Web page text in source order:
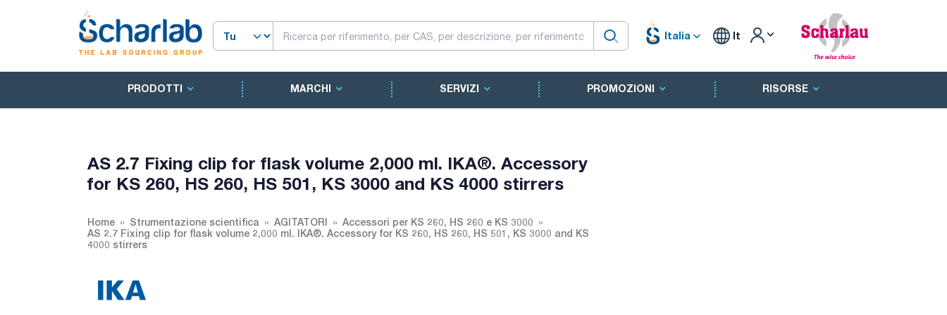
Italia It
PRODOTTI MARCHI SERVIZI PROMOZIONI RISORSE
AS 2.7 Fixing clip for flask volume 2,000 ml. IKA®. Accessory
for KS 260, HS 260, HS 501, KS 3000 and KS 4000 stirrers
Home Strumentazione scientifica AGITATORI
Accessori per KS 260, HS 260 e KS 3000
AS 2.7 Fixing clip for flask volume 2,000 ml. IKA®. Accessory for KS 260, HS 260, HS 501, KS 3000 and KS
4000 stirrers